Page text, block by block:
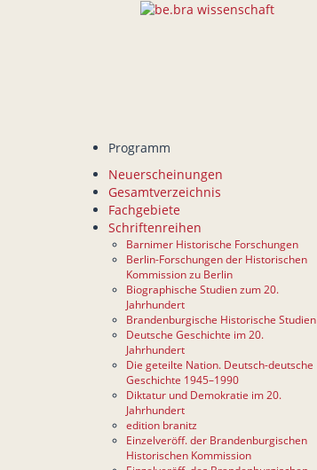
Programm
Neuerscheinungen
Gesamtverzeichnis
Fachgebiete
Schriftenreihen
Barnimer Historische Forschungen
Berlin-Forschungen der Historischen
Kommission zu Berlin
Biographische Studien zum 20.
Jahrhundert
Brandenburgische Historische Studien
Deutsche Geschichte im 20.
Jahrhundert
Die geteilte Nation. Deutsch-deutsche
Geschichte 1945–1990
Diktatur und Demokratie im 20.
Jahrhundert
edition branitz
Einzelveröff. der Brandenburgischen
Historischen Kommission